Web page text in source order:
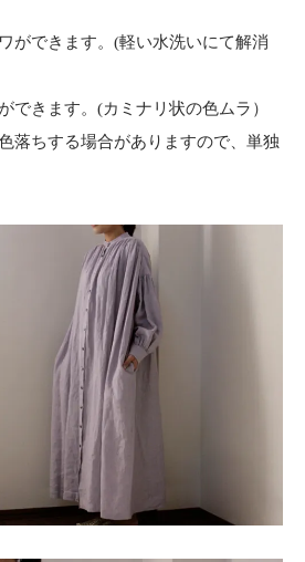
ができます。(軽い水洗いにて解消
できます。(カミナリ状の色ムラ）
落ちする場合がありますので、単独